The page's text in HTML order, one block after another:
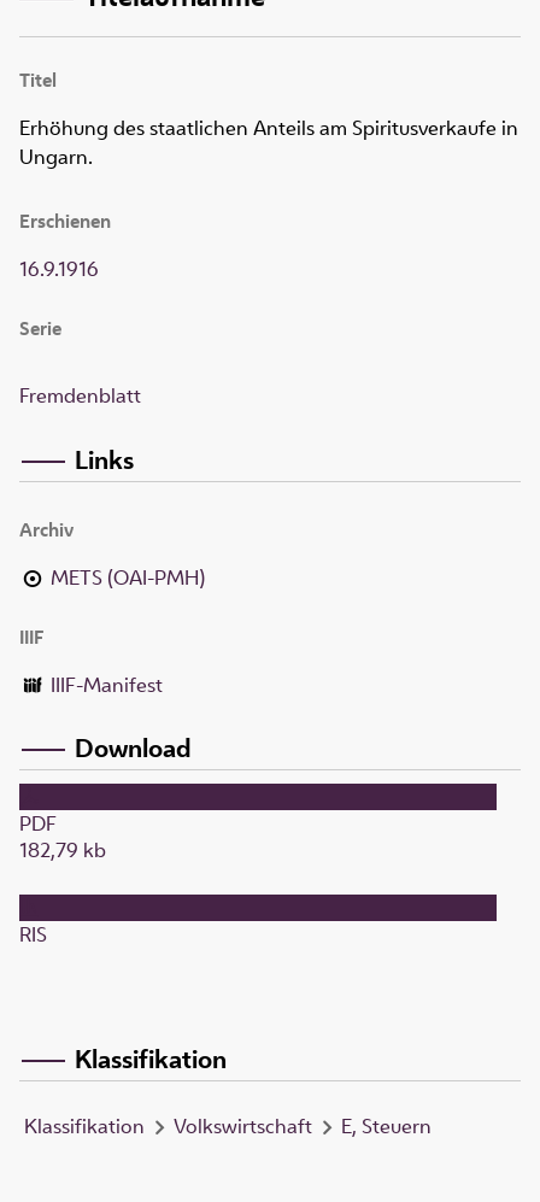
Titel
Erhöhung des staatlichen Anteils am Spiritusverkaufe in
Ungarn.
Erschienen
16.9.1916
Serie
Fremdenblatt
Links
Archiv
METS (OAI-PMH)
IIIF
IIIF-Manifest
Download
PDF
182,79 kb
RIS
Klassifikation
Klassifikation Volkswirtschaft E, Steuern